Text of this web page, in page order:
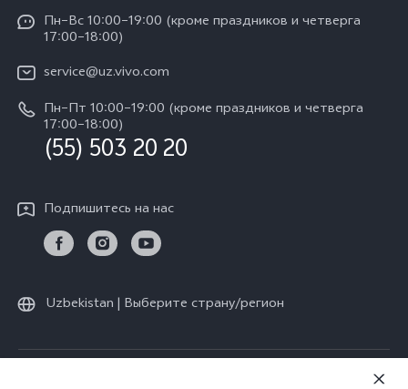
Сервисные центры
IMEI аутентификация
Запрос стоимости запчастей
Обновление системы
Инструкции по гарантии vivo
Пресс Центр
Карьера в vivo
Юридическая информация
О нас
Стабильность
Пн–Вс 10:00–19:00 (кроме праздников и четверга
17:00–18:00)
service@uz.vivo.com
Пн–Пт 10:00–19:00 (кроме праздников и четверга
17:00–18:00)
(55) 503 20 20
Подпишитесь на нас
Uzbekistan | Выберите страну/регион